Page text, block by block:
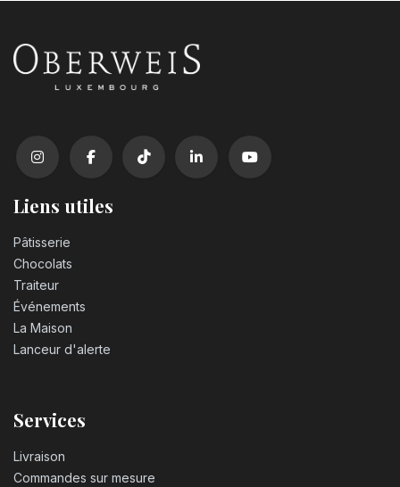
Liens utiles
Pâtisserie
Chocolats
Traiteur
Événements
La Maison
Lanceur d'alerte
Services
Livraison
Commandes sur mesure